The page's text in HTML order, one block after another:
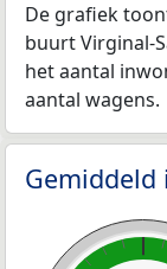
De grafiek
buurt Virginal-
het aantal
aantal wagens.
Gemiddeld